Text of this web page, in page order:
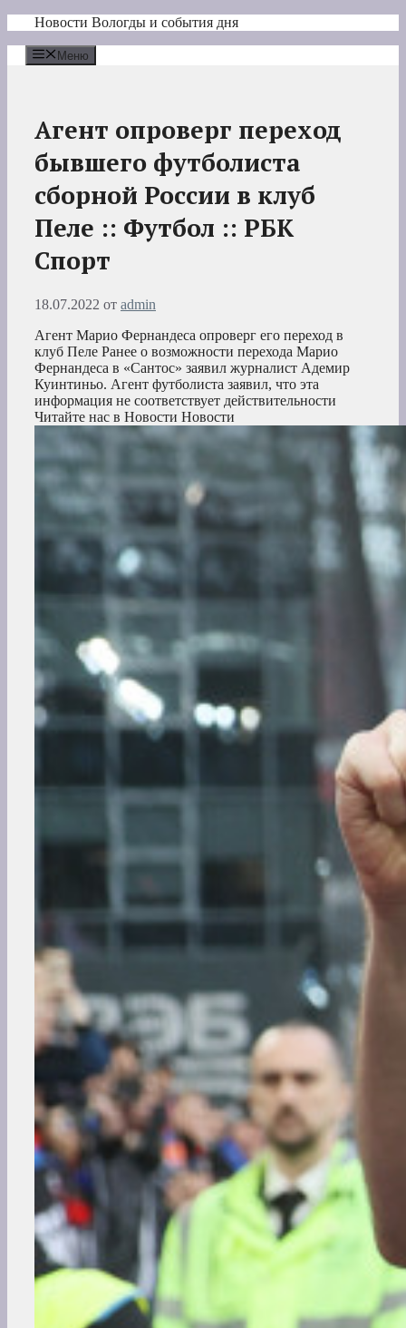
Перейти
содержимому
Новости Вологды и события дня
Меню
Агент опроверг переход
бывшего футболиста
сборной России в клуб
Пеле :: Футбол :: РБК
Спорт
18.07.2022 от admin
Агент Марио Фернандеса опроверг его переход в
клуб Пеле Ранее о возможности перехода Марио
Фернандеса в «Сантос» заявил журналист Адемир
Куинтиньо. Агент футболиста заявил, что эта
информация не соответствует действительности
Читайте нас в Новости Новости